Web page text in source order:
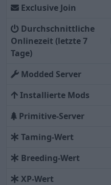
Exclusive Join
Durchschnittliche
Onlinezeit (letzte 7
Tage)
Modded Server
Installierte Mods
Primitive-Server
Taming-Wert
Breeding-Wert
XP-Wert